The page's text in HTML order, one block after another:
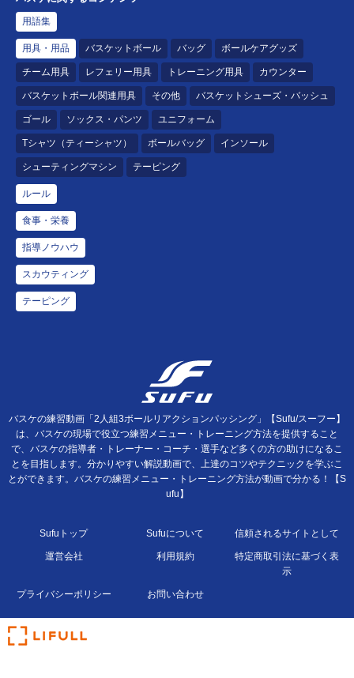
用語集
用具・用品 バスケットボール バッグ ボールケアグッズ
チーム用具 レフェリー用具 トレーニング用具 カウンター
バスケットボール関連用具 その他 バスケットシューズ・バッシュ
ゴール ソックス・パンツ ユニフォーム
Tシャツ（ティーシャツ） ボールバッグ インソール
シューティングマシン テーピング
ルール
食事・栄養
指導ノウハウ
スカウティング
テーピング
バスケの練習動画「2人組3ボールリアクションパッシング」【Sufu/スーフー】
は、バスケの現場で役立つ練習メニュー・トレーニング方法を提供すること
で、バスケの指導者・トレーナー・コーチ・選手など多くの方の助けになるこ
とを目指します。分かりやすい解説動画で、上達のコツやテクニックを学ぶこ
とができます。バスケの練習メニュー・トレーニング方法が動画で分かる！【S
ufu】
Sufuトップ Sufuについて 信頼されるサイトとして
運営会社 利用規約
特定商取引法に基づく表
示
プライバシーポリシー お問い合わせ